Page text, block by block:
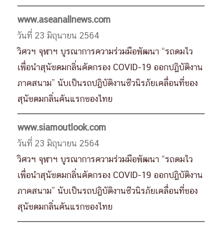
www.aseanallnews.com
วันที่ 23 มิถุนายน 2564
วิศวฯ จุฬาฯ บูรณาการความร่วมมือพัฒนา “รถดมไว
เพื่อนำสุนัขดมกลิ่นคัดกรอง COVID-19 ออกปฏิบัติงาน
ภาคสนาม” นับเป็นรถปฏิบัติงานชีวนิรภัยเคลื่อนที่ของ
สุนัขดมกลิ่นคันแรกของไทย
www.siamoutlook.com
วันที่ 23 มิถุนายน 2564
วิศวฯ จุฬาฯ บูรณาการความร่วมมือพัฒนา “รถดมไว
เพื่อนำสุนัขดมกลิ่นคัดกรอง COVID-19 ออกปฏิบัติงาน
ภาคสนาม” นับเป็นรถปฏิบัติงานชีวนิรภัยเคลื่อนที่ของ
สุนัขดมกลิ่นคันแรกของไทย